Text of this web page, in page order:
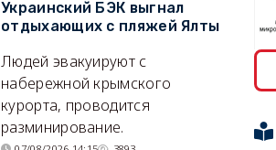
Украинский БЭК выгнал
отдыхающих с пляжей Ялты
Людей эвакуируют с
набережной крымского
курорта, проводится
разминирование.
07/